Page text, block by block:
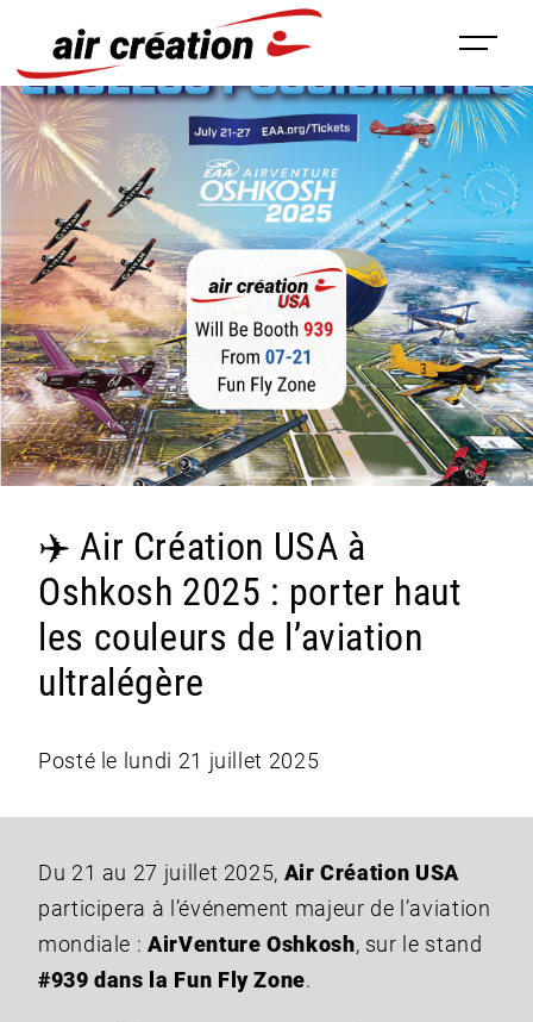
✈️ Air Création USA à
Oshkosh 2025 : porter haut
les couleurs de l’aviation
ultralégère
Posté le lundi 21 juillet 2025
Du 21 au 27 juillet 2025, Air Création USA
participera à l’événement majeur de l’aviation
mondiale :AirVenture Oshkosh, sur le stand
#939 dans la Fun Fly Zone.
Panneau de gestion des cookies